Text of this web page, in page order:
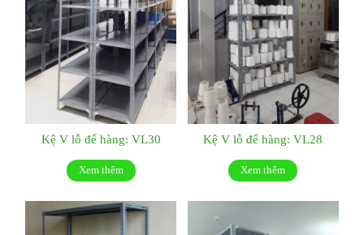
Kệ V lỗ để hàng: VL30
Xem thêm
Kệ V lỗ để hàng: VL28
Xem thêm